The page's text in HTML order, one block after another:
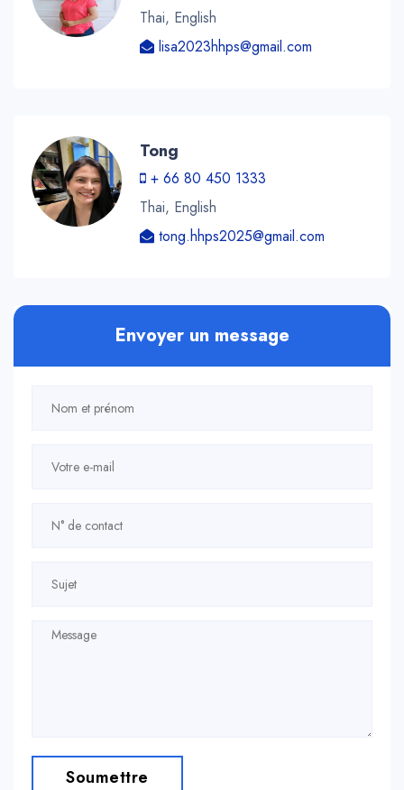
Thai, English
lisa2023hhps@gmail.com
Tong
+ 66 80 450 1333
Thai, English
tong.hhps2025@gmail.com
Envoyer un message
Soumettre